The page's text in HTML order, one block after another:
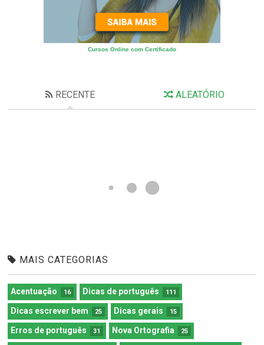
Cursos Online com Certificado
RECENTE ALEATÓRIO
MAIS CATEGORIAS
Acentuação 16 Dicas de português 111
Dicas escrever bem 25 Dicas gerais 15
Erros de português 31 Nova Ortografia 25